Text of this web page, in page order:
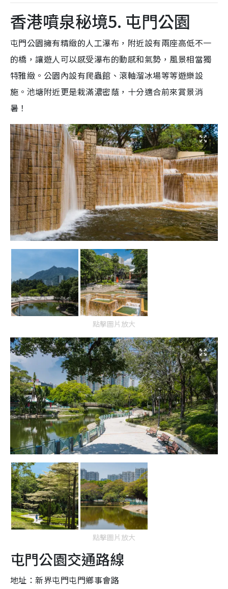
香港噴泉秘境5. 屯門公園
屯門公園擁有精緻的人工瀑布，附近設有兩座高低不一
的橋，讓遊人可以感受瀑布的動感和氣勢，風景相當獨
特雅緻。公園內設有爬蟲館、滾軸溜冰場等等遊樂設
施。池塘附近更是栽滿濃密蔭，十分適合前來賞景消
暑！
點擊圖片放大
點擊圖片放大
屯門公園交通路線
地址：新界屯門屯門鄉事會路